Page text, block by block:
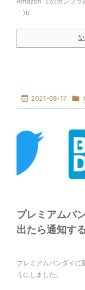
｀)b
 2021-08-17 
プレミアムバ
出たら通知す
プレミアムバンダイに
うにしました。